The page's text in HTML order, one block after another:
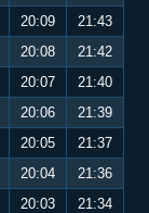
20:09
21:43
20:08
21:42
20:07
21:40
20:06
21:39
20:05
21:37
20:04
21:36
20:03
21:34